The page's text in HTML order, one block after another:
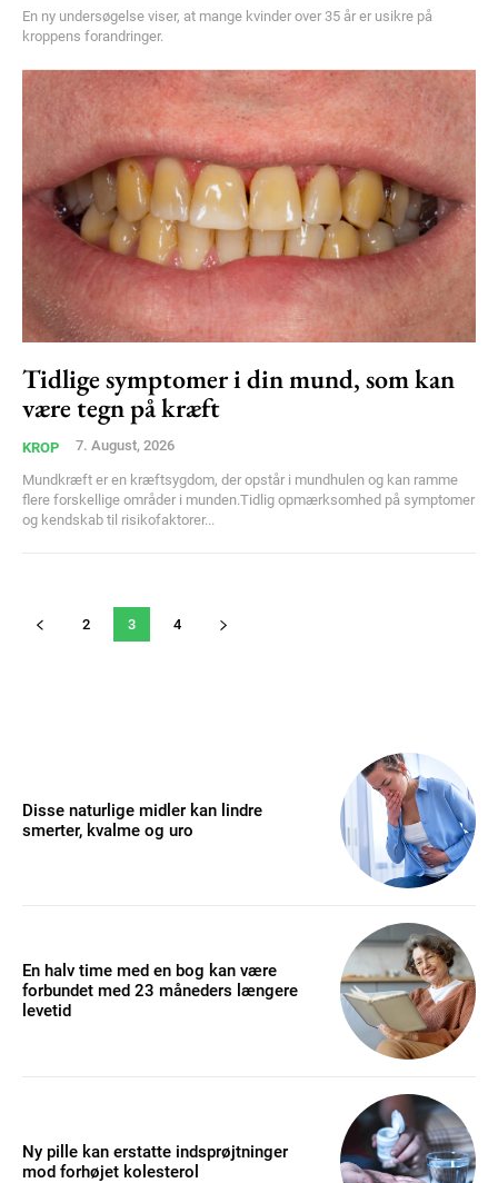
En ny undersøgelse viser, at mange kvinder over 35 år er usikre på
kroppens forandringer.
Tidlige symptomer i din mund, som kan
være tegn på kræft
KROP 7. August, 2026
Mundkræft er en kræftsygdom, der opstår i mundhulen og kan ramme
flere forskellige områder i munden.Tidlig opmærksomhed på symptomer
og kendskab til risikofaktorer...
2 3 4
Disse naturlige midler kan lindre
smerter, kvalme og uro
En halv time med en bog kan være
forbundet med 23 måneders længere
levetid
Ny pille kan erstatte indsprøjtninger
mod forhøjet kolesterol